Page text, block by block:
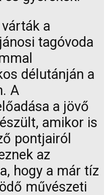
a
tagóvoda
délutánján a
A
a jövő
amikor is
pontjairól
az
hogy a már tíz
művészeti